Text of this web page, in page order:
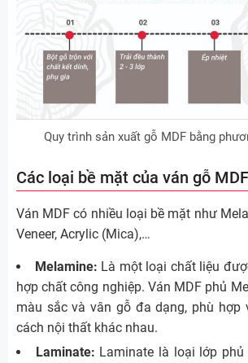
Quy trình sản xuất gỗ MDF bằng
Các loại bề mặt của ván gỗ
Ván MDF có nhiều loại bề mặt như
Veneer, Acrylic (Mica),…
Melamine: Là một loại chất liệu
hợp chất công nghiệp. Ván MDF phủ
màu sắc và vân gỗ đa dạng, phù hợp
cách nội thất khác nhau.
Laminate: Laminate là loại lớp